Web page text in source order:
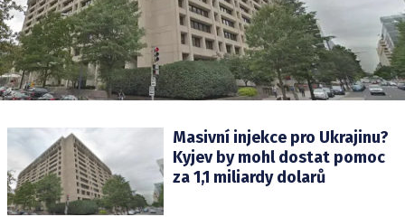
Masivní injekce pro Ukrajinu?
Kyjev by mohl dostat pomoc
za 1,1 miliardy dolarů